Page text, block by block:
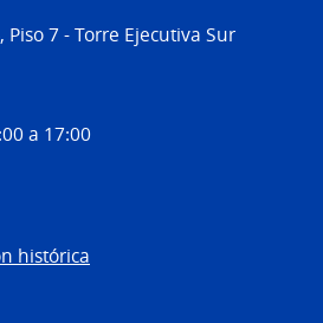
Piso 7 - Torre Ejecutiva Sur
a 17:00
histórica